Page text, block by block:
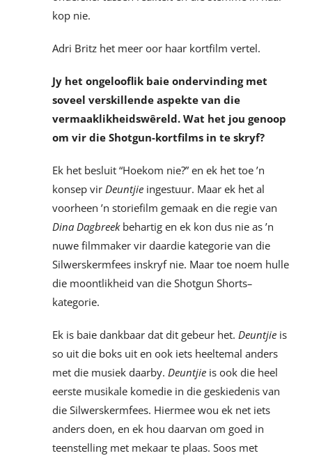
kop nie.
Adri Britz het meer oor haar kortfilm vertel.
Jy het ongelooflik baie ondervinding met
soveel verskillende aspekte van die
vermaaklikheidswêreld. Wat het jou genoop
om vir die Shotgun-kortfilms in te skryf?
Ek het besluit “Hoekom nie?” en ek het toe ’n
konsep vir Deuntjieingestuur. Maar ek het al
voorheen ’n storiefilm gemaak en die regie van
Dina Dagbreekbehartig en ek kon dus nie as ’n
nuwe filmmaker vir daardie kategorie van die
Silwerskermfees inskryf nie. Maar toe noem hulle
die moontlikheid van die Shotgun Shorts–
kategorie.
Ek is baie dankbaar dat dit gebeur het. Deuntjieis
so uit die boks uit en ook iets heeltemal anders
met die musiek daarby. Deuntjieis ook die heel
eerste musikale komedie in die geskiedenis van
die Silwerskermfees. Hiermee wou ek net iets
anders doen, en ek hou daarvan om goed in
teenstelling met mekaar te plaas. Soos met